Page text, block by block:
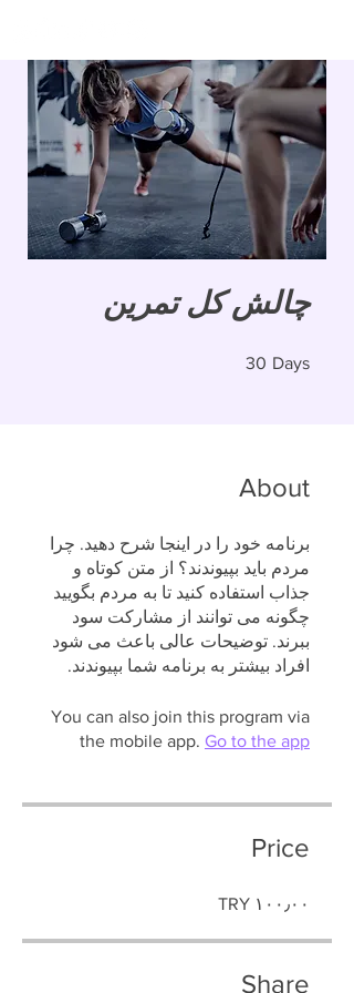
چالش کل تمرین
30 Days
About
برنامه خود را در اینجا شرح دهید. چرا
مردم باید بپیوندند؟ از متن کوتاه و
جذاب استفاده کنید تا به مردم بگویید
چگونه می توانند از مشارکت سود
ببرند. توضیحات عالی باعث می شود
افراد بیشتر به برنامه شما بپیوندند.
You can also join this program via
the mobile app. Go to the app
Price
‎TRY ۱۰۰٫۰۰
Share